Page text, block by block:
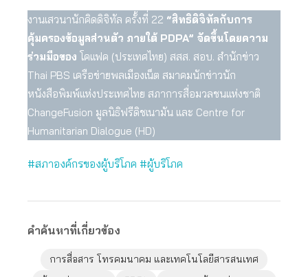
งานเสวนานักคิดดิจิทัล ครั้งที่ 22 “สิทธิดิจิทัลกับการ
คุ้มครองข้อมูลส่วนตัว ภายใต้ PDPA” จัดขึ้นโดยความ
ร่วมมือของ โคแฟค (ประเทศไทย) สสส. สอบ. สำนักข่าว
Thai PBS เครือข่ายพลเมืองเน็ต สมาคมนักข่าวนัก
หนังสือพิมพ์แห่งประเทศไทย สภาการสื่อมวลชนแห่งชาติ
ChangeFusion มูลนิธิฟรีดิชเนามัน และ Centre for
Humanitarian Dialogue (HD)
#สภาองค์กรของผู้บริโภค #ผู้บริโภค
คำค้นหาที่เกี่ยวข้อง
การสื่อสาร โทรคมนาคม และเทคโนโลยีสารสนเทศ